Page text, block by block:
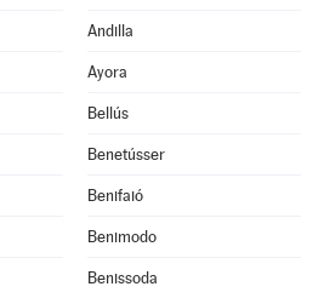
Andilla
Ayora
Bellús
Benetússer
Benifaió
Benimodo
Benissoda